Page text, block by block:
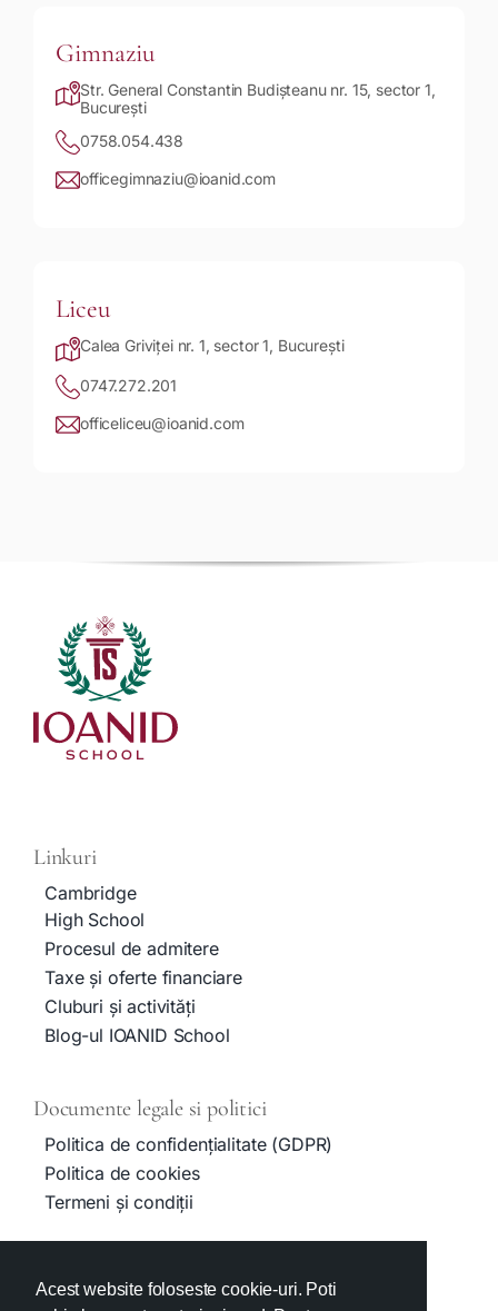
Acest website foloseste cookie-uri. Poti
Gimnaziu
Str. General Constantin Budișteanu nr. 15, sector 1,
București
0758.054.438
officegimnaziu@ioanid.com
Liceu
Calea Griviței nr. 1, sector 1, București
0747.272.201
officeliceu@ioanid.com
Linkuri
Cambridge
High School
Procesul de admitere
Taxe și oferte financiare
Cluburi și activități
Blog-ul IOANID School
Documente legale si politici
Politica de confidențialitate (GDPR)
Politica de cookies
Termeni și condiții